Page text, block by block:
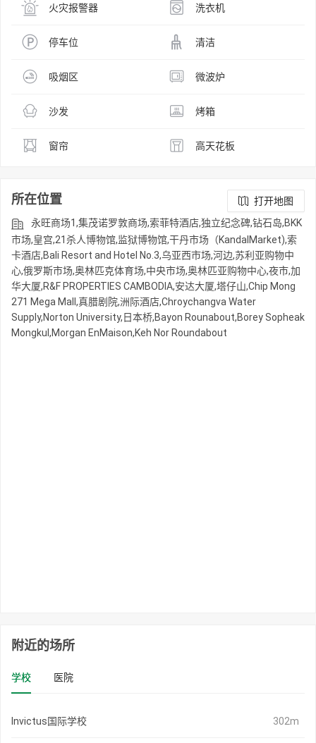
火灾报警器 洗衣机
停车位 清洁
吸烟区 微波炉
沙发 烤箱
窗帘 高天花板
所在位置
打开地图
永旺商场1,集茂诺罗敦商场,索菲特酒店,独立纪念碑,钻石岛,BKK
市场,皇宫,21杀人博物馆,监狱博物馆,干丹市场（KandalMarket),索
卡酒店,Bali Resort and Hotel No.3,乌亚西市场,河边,苏利亚购物中
心,俄罗斯市场,奥林匹克体育场,中央市场,奥林匹亚购物中心,夜市,加
华大厦,R&F PROPERTIES CAMBODIA,安达大厦,塔仔山,Chip Mong
271 Mega Mall,真腊剧院,洲际酒店,Chroychangva Water
Supply,Norton University,日本桥,Bayon Rounabout,Borey Sopheak
Mongkul,Morgan EnMaison,Keh Nor Roundabout
附近的场所
学校 医院
Invictus国际学校 302m